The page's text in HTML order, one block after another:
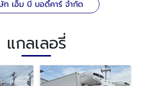
ท เอ็ม บี บอดี้คาร์ จำกัด
แกลเลอรี่